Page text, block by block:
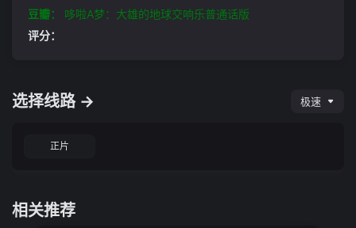
豆瓣：
哆啦A梦：大雄的地球交响乐普通话版
评分：
选择线路 → 极速
正片
相关推荐